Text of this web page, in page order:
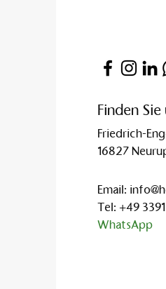
Finden Sie
Friedrich-
16827
Email:
Tel: +49
WhatsApp